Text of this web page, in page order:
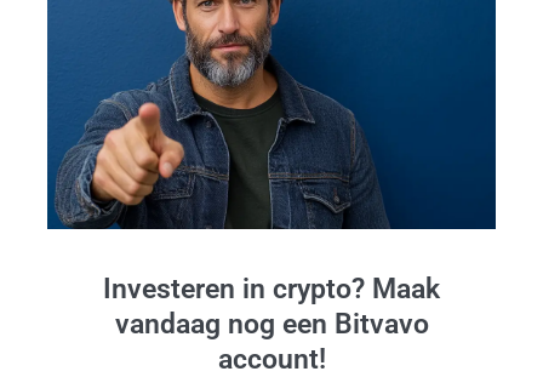
Investeren in crypto? Maak
vandaag nog een Bitvavo
account!